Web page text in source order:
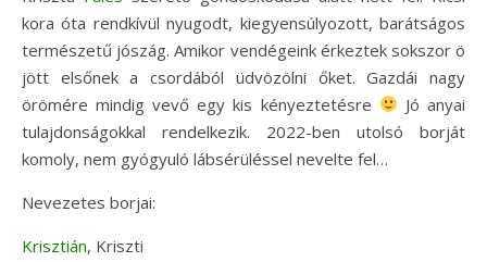
kora óta rendkívül nyugodt, kiegyensúlyozott, barátságos
természetű jószág. Amikor vendégeink érkeztek sokszor ö
jött elsőnek a csordából üdvözölni őket. Gazdái nagy
örömére mindig vevő egy kis kényeztetésre
Jó anyai
tulajdonságokkal rendelkezik. 2022-ben utolsó borját
komoly, nem gyógyuló lábsérüléssel nevelte fel…
Nevezetes borjai:
Krisztián, Kriszti